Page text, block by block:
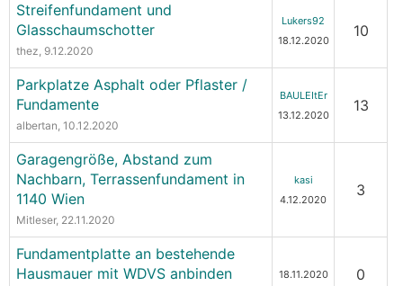
Streifenfundament und
Glasschaumschotter
thez, 9.12.2020
Lukers92
18.12.2020
10
Parkplatze Asphalt oder Pflaster /
Fundamente
albertan, 10.12.2020
BAULEItEr
13.12.2020
13
Garagengröße, Abstand zum
Nachbarn, Terrassenfundament in
1140 Wien
Mitleser, 22.11.2020
kasi
4.12.2020
3
Fundamentplatte an bestehende
Hausmauer mit WDVS anbinden
18.11.2020 0